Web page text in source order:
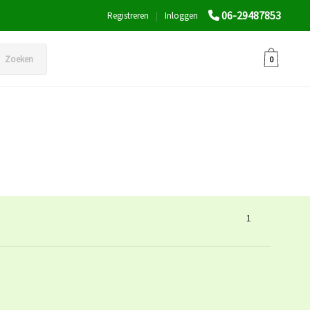
06-29487853
Inloggen
|
Registreren
Zoeken 0
1